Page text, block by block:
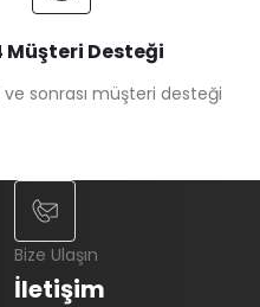
Müşteri Desteği
ve sonrası müşteri desteği
Bize Ulaşın
İletişim